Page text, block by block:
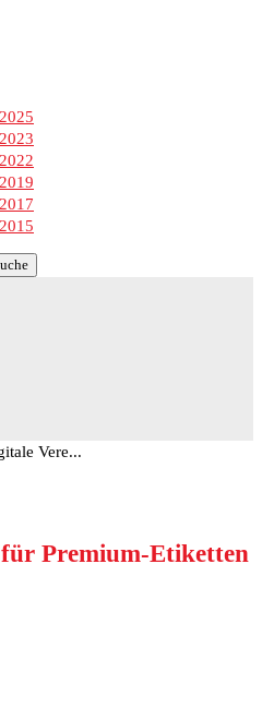
Vere...
Premium-Etiketten